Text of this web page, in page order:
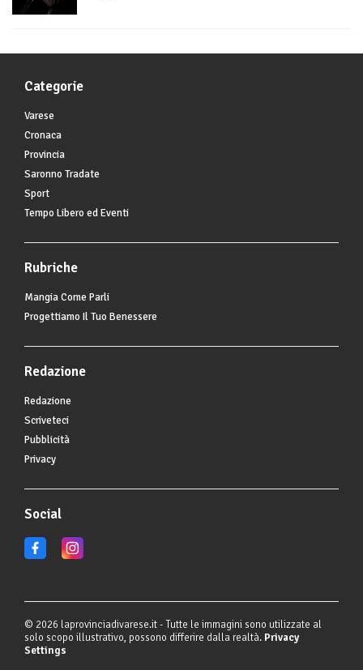
Categorie
Varese
Cronaca
Provincia
Saronno Tradate
Sport
Tempo Libero ed Eventi
Rubriche
Mangia Come Parli
Progettiamo Il Tuo Benessere
Redazione
Redazione
Scriveteci
Pubblicità
Privacy
Social
© 2026 laprovinciadivarese.it - Tutte le immagini sono utilizzate al
solo scopo illustrativo, possono differire dalla realtà. Privacy
Settings